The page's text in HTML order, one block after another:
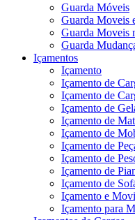
Guarda Móveis
Guarda Moveis
Guarda Moveis
Guarda
Içamentos
Içamento
Içamento de
Içamento de
Içamento de
Içamento de
Içamento de
Içamento de
Içamento de
Içamento de
Içamento de
Içamento e
Içamento para